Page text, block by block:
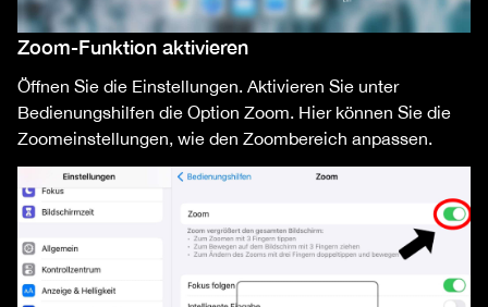
Zoom-Funktion aktivieren
Öffnen Sie die Einstellungen. Aktivieren Sie unter
Bedienungshilfen die Option Zoom. Hier können Sie die
Zoomeinstellungen, wie den Zoombereich anpassen.